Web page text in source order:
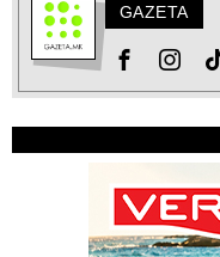
GAZETA